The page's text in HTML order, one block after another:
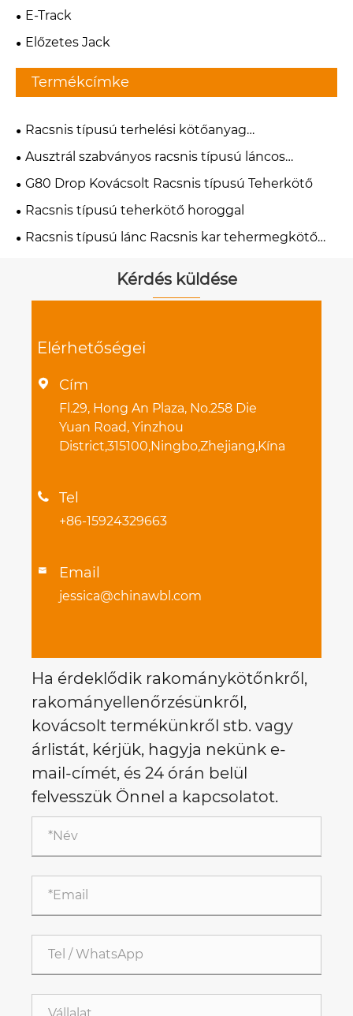
E-Track
Előzetes Jack
Termékcímke
Racsnis típusú terhelési kötőanyag
terhelésgátlók
Ausztrál szabványos racsnis típusú láncos
teherkötő
G80 Drop Kovácsolt Racsnis típusú Teherkötő
Racsnis típusú teherkötő horoggal
Racsnis típusú lánc Racsnis kar tehermegkötő
Kérdés küldése
Elérhetőségei
 Cím
Fl.29, Hong An Plaza, No.258 Die
Yuan Road, Yinzhou
District,315100,Ningbo,Zhejiang,Kína
 Tel
+86-15924329663
 Email
jessica@chinawbl.com
Ha érdeklődik rakománykötőnkről,
rakományellenőrzésünkről,
kovácsolt termékünkről stb. vagy
árlistát, kérjük, hagyja nekünk e-
mail-címét, és 24 órán belül
felvesszük Önnel a kapcsolatot.